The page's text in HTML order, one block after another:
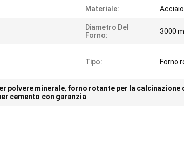
Materiale:
Diametro Del
Forno:
3000
Tipo: Forno
polvere minerale, forno rotante per la calcinazione
cemento con garanzia